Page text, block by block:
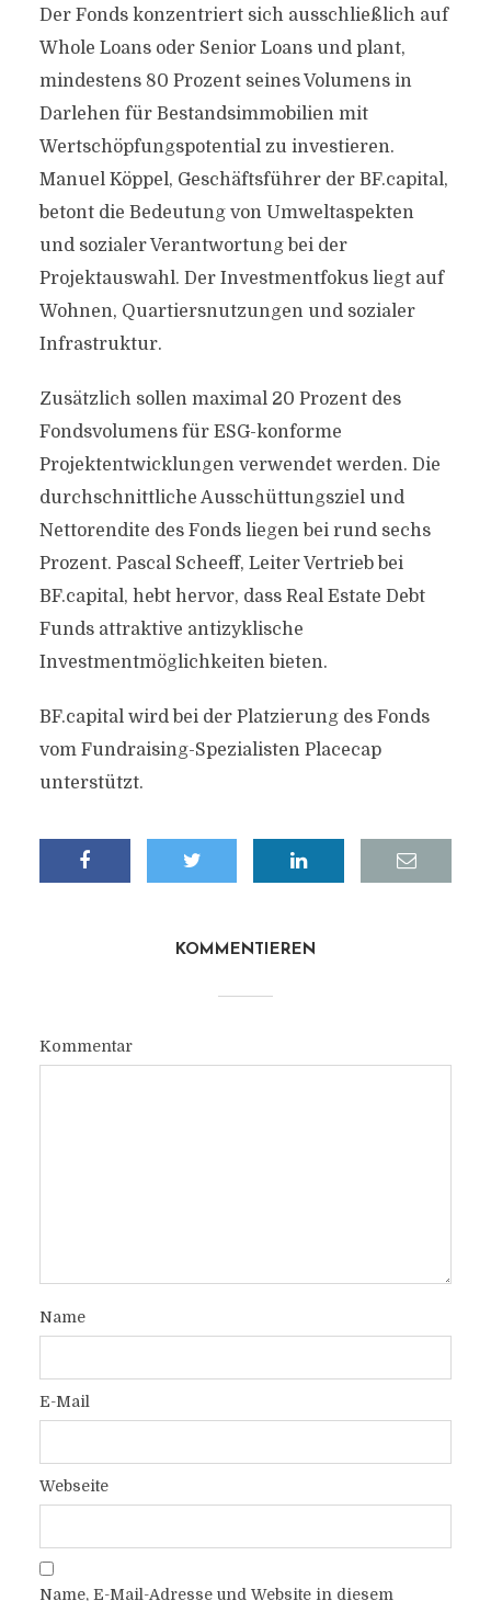
Der Fonds konzentriert sich ausschließlich auf
Whole Loans oder Senior Loans und plant,
mindestens 80 Prozent seines Volumens in
Darlehen für Bestandsimmobilien mit
Wertschöpfungspotential zu investieren.
Manuel Köppel, Geschäftsführer der BF.capital,
betont die Bedeutung von Umweltaspekten
und sozialer Verantwortung bei der
Projektauswahl. Der Investmentfokus liegt auf
Wohnen, Quartiersnutzungen und sozialer
Infrastruktur.
Zusätzlich sollen maximal 20 Prozent des
Fondsvolumens für ESG-konforme
Projektentwicklungen verwendet werden. Die
durchschnittliche Ausschüttungsziel und
Nettorendite des Fonds liegen bei rund sechs
Prozent. Pascal Scheeff, Leiter Vertrieb bei
BF.capital, hebt hervor, dass Real Estate Debt
Funds attraktive antizyklische
Investmentmöglichkeiten bieten.
BF.capital wird bei der Platzierung des Fonds
vom Fundraising-Spezialisten Placecap
unterstützt.
KOMMENTIEREN
Kommentar
Name
E-Mail
Webseite
Name, E-Mail-Adresse und Website in diesem